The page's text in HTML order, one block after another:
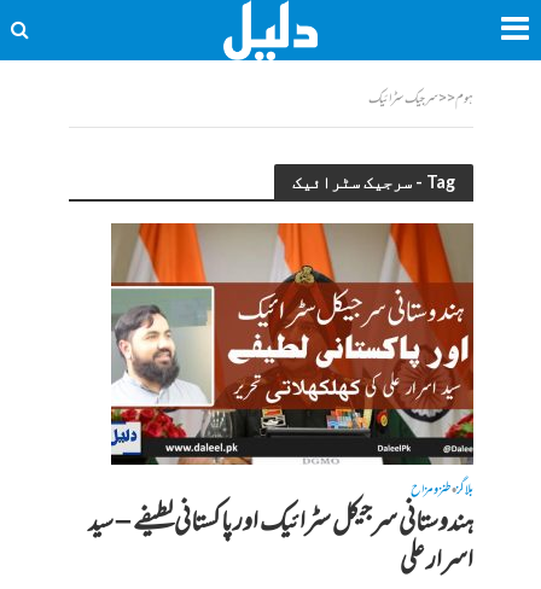
ہوم<<سرجیک سٹرائیک
Tag - سرجیک سٹرائیک
بلاگز•طنز و مزاح
ہندوستانی سرجیکل سٹرائیک اور پاکستانی لطیفے – سید
اسرار علی